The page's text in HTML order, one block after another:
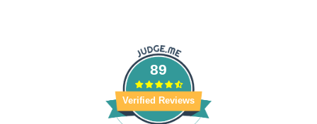
89
Verified Reviews